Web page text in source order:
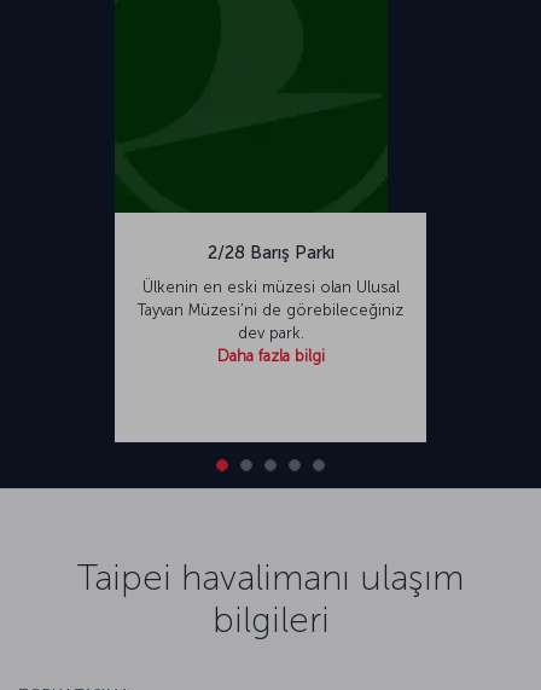
2/28 Barış Parkı
Ülkenin en eski müzesi olan Ulusal
Tayvan Müzesi’ni de görebileceğiniz
dev park.
Daha fazla bilgi
Taipei havalimanı ulaşım
bilgileri